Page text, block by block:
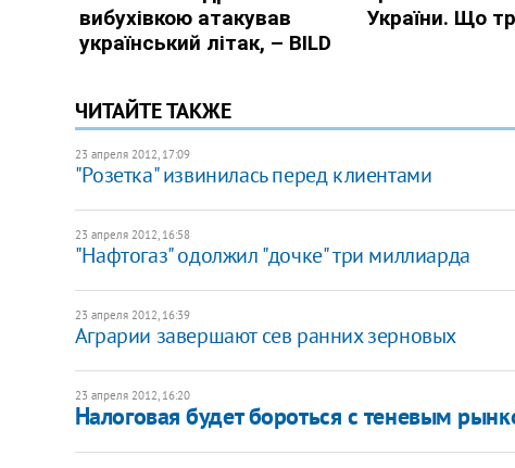
ЧИТАЙТЕ ТАКЖЕ
23 апреля 2012, 17:09
"Розетка" извинилась перед клиентами
23 апреля 2012, 16:58
"Нафтогаз" одолжил "дочке" три миллиарда
23 апреля 2012, 16:39
Аграрии завершают сев ранних зерновых
23 апреля 2012, 16:20
Налоговая будет бороться с теневым